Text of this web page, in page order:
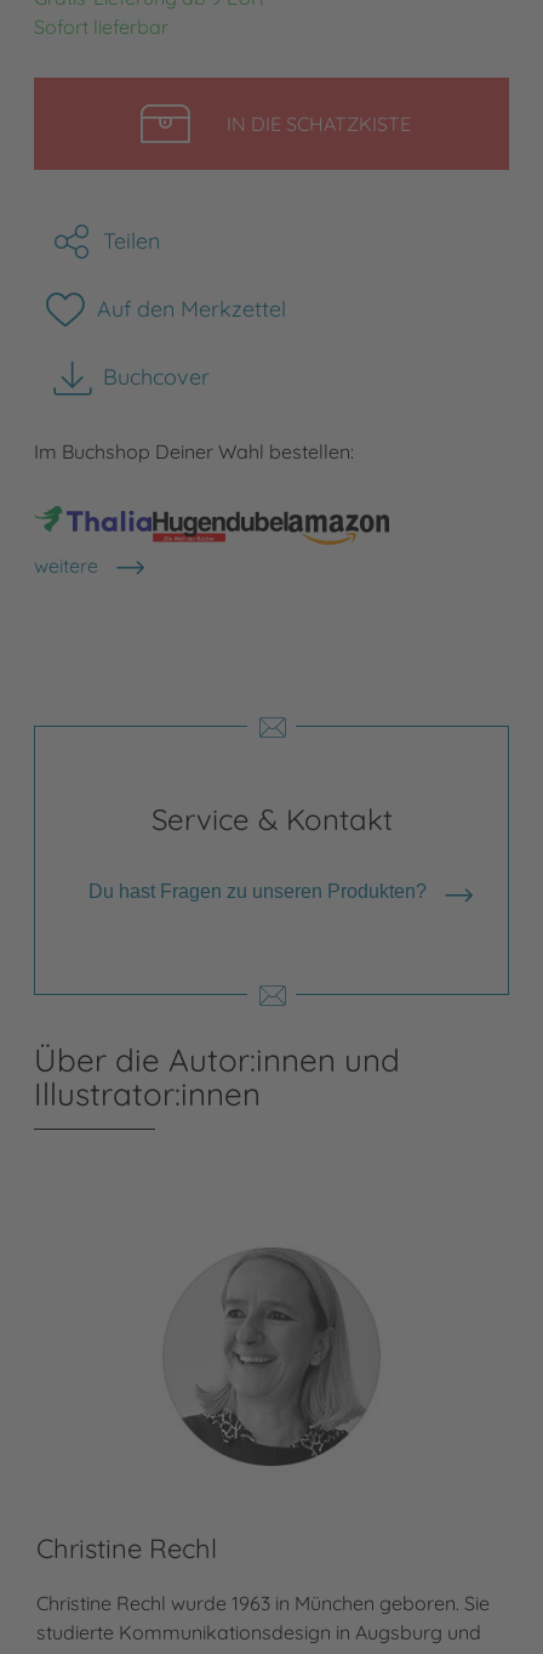
Sofort lieferbar
IN DIE SCHATZKISTELEGEN
Teilen
Auf den Merkzettel
Buchcover
herunterladen
Im Buchshop Deiner Wahl bestellen:
weitere
Shops anzeigen
Service & Kontakt
Du hast Fragen zu unseren Produkten?
Über die Autor:innen und
Illustrator:innen
Christine Rechl
Christine Rechl wurde 1963 in München geboren. Sie
studierte Kommunikationsdesign in Augsburg und